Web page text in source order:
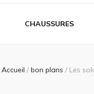
CHAUSSURES
Accueil / bon plans / Les